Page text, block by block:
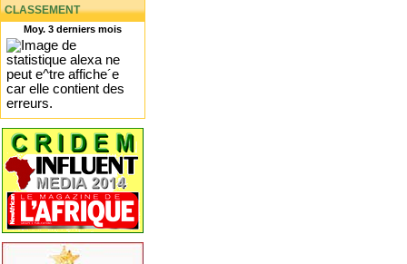
CLASSEMENT
Moy. 3 derniers mois